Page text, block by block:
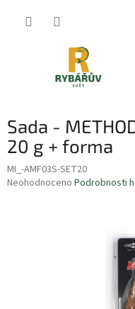
Sada -
20 g + forma
MI_-AMF03S-SET20
Průměrné
Neohodnoceno Podrobnosti